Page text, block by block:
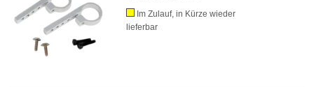
Im Zulauf, in Kürze wieder
lieferbar